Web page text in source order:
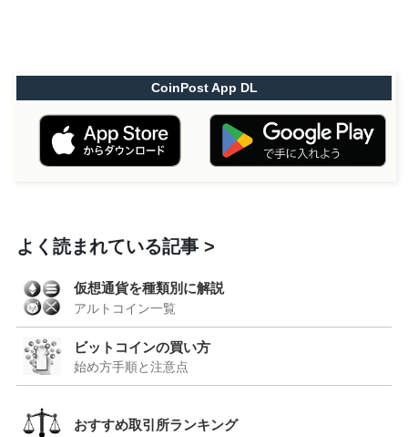
CoinPost App DL
よく読まれている記事
仮想通貨を種類別に解説
アルトコイン一覧
ビットコインの買い方
始め方手順と注意点
おすすめ取引所ランキング